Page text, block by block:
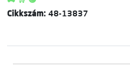
Cikkszám: 48-13837